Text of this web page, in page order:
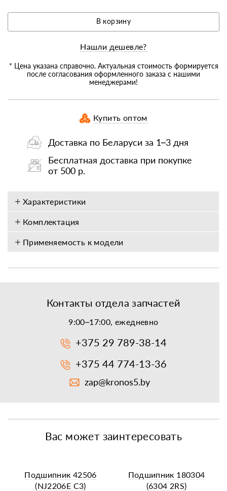
В корзину
Нашли дешевле?
* Цена указана справочно. Актуальная стоимость формируется
после согласования оформленного заказа с нашими
менеджерами!
Купить оптом
Доставка по Беларуси за 1–3 дня
Бесплатная доставка при покупке
от 500 р.
Характеристики
Комплектация
Применяемость к модели
Контакты отдела запчастей
9:00–17:00, ежедневно
+375 29 789-38-14
+375 44 774-13-36
zap@kronos5.by
Вас может заинтересовать
Подшипник 42506
(NJ2206E C3)
Подшипник 180304
(6304 2RS)